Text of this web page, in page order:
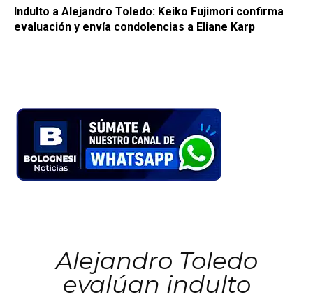
Indulto a Alejandro Toledo: Keiko Fujimori confirma
evaluación y envía condolencias a Eliane Karp
Alejandro Toledo
evalúan indulto